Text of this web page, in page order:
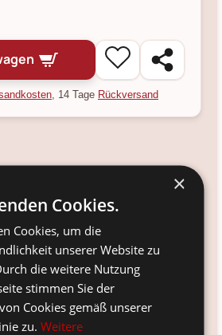
, 14 Tage Rückversand
*
×
Cookies.
Cookies, um die
unserer Website zu
die weitere Nutzung
stimmen Sie der
Cookies gemäß unserer
zu.Weitere